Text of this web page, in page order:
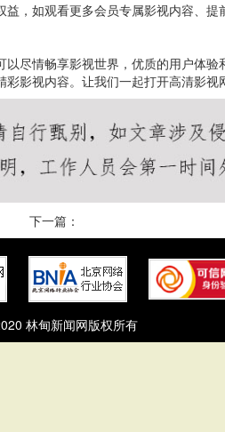
，如观看更多会员专属影视内容、
尽情畅享影视世界，优质的用户体
影视内容。让我们一起打开高清影视
下一篇：
林甸新闻网版权所有